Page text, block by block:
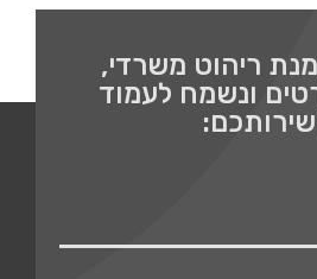
ריהוט משרדי,
ונשמח לעמוד